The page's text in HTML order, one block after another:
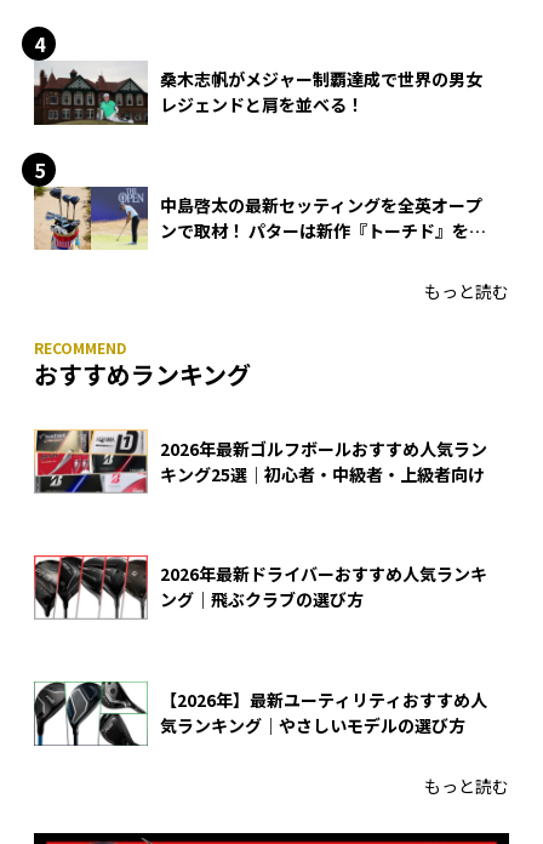
桑木志帆がメジャー制覇達成で世界の男女
レジェンドと肩を並べる！
中島啓太の最新セッティングを全英オープ
ンで取材！ パターは新作『トーチド』を投
もっと読む
おすすめランキング
2026年最新ゴルフボールおすすめ人気ラン
キング25選｜初心者・中級者・上級者向け
2026年最新ドライバーおすすめ人気ランキ
ング｜飛ぶクラブの選び方
【2026年】最新ユーティリティおすすめ人
気ランキング｜やさしいモデルの選び方
もっと読む